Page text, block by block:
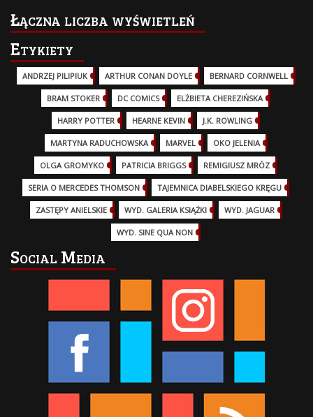
Łączna liczba wyświetleń
Etykiety
ANDRZEJ PILIPIUK (29)ARTHUR CONAN DOYLE BERNARD CORNWELL
BRAM STOKER DC COMICS (17)ELŻBIETA CHEREZIŃSKA
HARRY POTTER (13)HEARNE KEVIN J.K. ROWLING
MARTYNA RADUCHOWSKA MARVEL (32)OKO JELENIA
OLGA GROMYKO PATRICIA BRIGGS (12)REMIGIUSZ MRÓZ
SERIA O MERCEDES THOMSON (11)TAJEMNICA DIABELSKIEGO KRĘGU
ZASTĘPY ANIELSKIE WYD. GALERIA KSIĄŻKI WYD. JAGUAR
WYD. SINE QUA NON
Social Media